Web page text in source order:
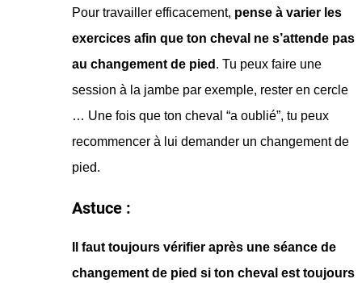
Pour travailler efficacement, pense à varier les
exercices afin que ton cheval ne s’attende pas
au changement de pied . Tu peux faire une
session à la jambe par exemple, rester en cercle
… Une fois que ton cheval “a oublié”, tu peux
recommencer à lui demander un changement de
pied.
Astuce :
Il faut toujours vérifier après une séance de
changement de pied si ton cheval est toujours